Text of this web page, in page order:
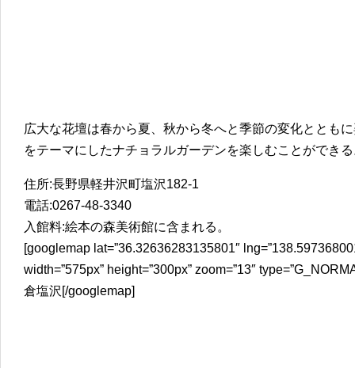
広大な花壇は春から夏、秋から冬へと季節の変化ととも
をテーマにしたナチョラルガーデンを楽しむことができ
住所:長野県軽井沢町塩沢182-1
電話:0267-48-3340
入館料:絵本の森美術館に含まれる。
[googlemap lat=”36.32636283135801″
width=”575px” height=”300px” zoom=”13″
倉塩沢[/googlemap]